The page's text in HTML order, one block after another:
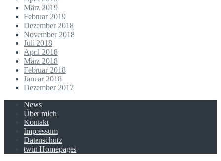
März 2019
Februar 2019
Dezember 2018
November 2018
Juli 2018
April 2018
März 2018
Februar 2018
Januar 2018
Dezember 2017
News
Über mich
Kontakt
Impressum
Datenschutz
twin Homepages